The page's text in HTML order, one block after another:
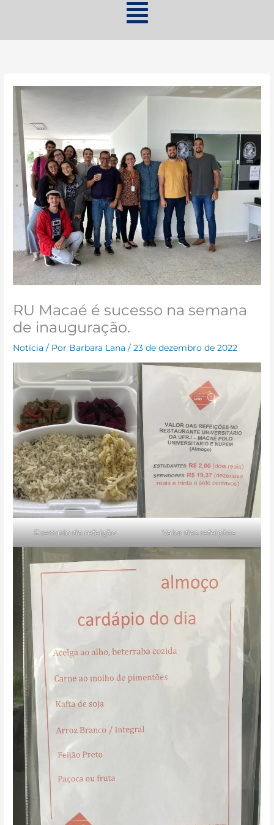
RU Macaé é sucesso na semana
de inauguração.
Notícia / Por Barbara Lana/23 de dezembro de 2022
Exemplo da refeição Valor das refeições